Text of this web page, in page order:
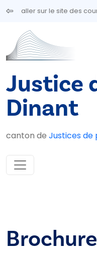
Aller au contenu principal
aller sur le site des
Justice
Dinant
canton de Justices de